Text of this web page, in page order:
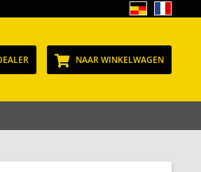
NAAR WINKELWAGEN